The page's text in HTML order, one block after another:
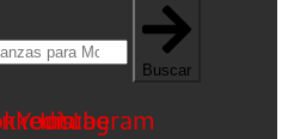
Buscar
Youtube
Instagram